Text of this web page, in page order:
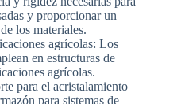
y proporcionar un
los materiales.
agrícolas: Los
en estructuras de
agrícolas.
para el acristalamiento
para sistemas de